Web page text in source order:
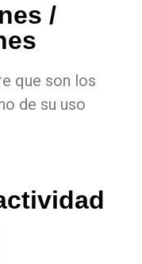
/
que son los
de su uso